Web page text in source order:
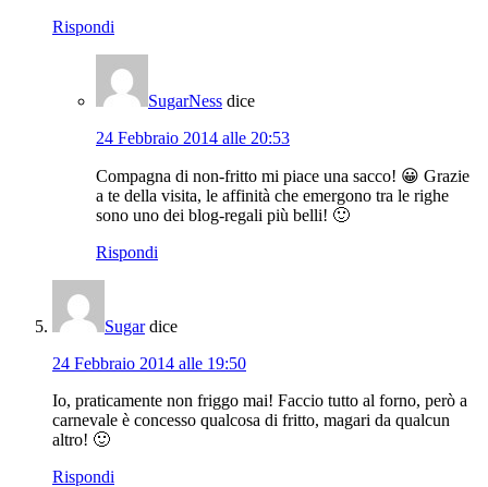
Rispondi
SugarNess dice
24 Febbraio 2014 alle 20:53
Compagna di non-fritto mi piace una sacco! 😀 Grazie
a te della visita, le affinità che emergono tra le righe
sono uno dei blog-regali più belli! 🙂
Rispondi
Sugar dice
24 Febbraio 2014 alle 19:50
Io, praticamente non friggo mai! Faccio tutto al forno, però a
carnevale è concesso qualcosa di fritto, magari da qualcun
altro! 🙂
Rispondi